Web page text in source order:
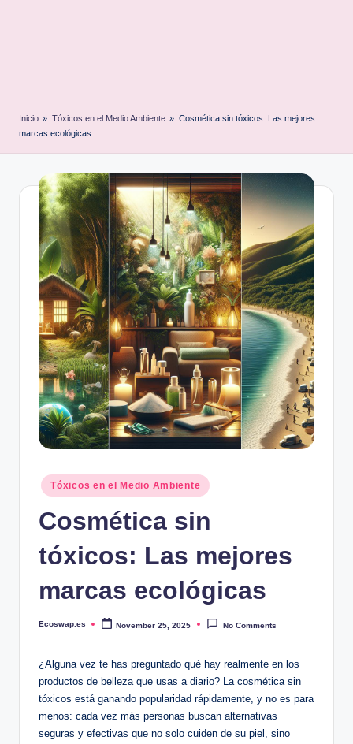
Inicio » Tóxicos en el Medio Ambiente » Cosmética sin tóxicos: Las mejores
marcas ecológicas
Posted
in
Tóxicos en el Medio Ambiente
Cosmética sin
tóxicos: Las mejores
marcas ecológicas
Posted
Ecoswap.es November 25, 2025 No Comments
¿Alguna vez te has preguntado qué hay realmente en los
productos de belleza que usas a diario? La cosmética sin
tóxicos está ganando popularidad rápidamente, y no es para
menos: cada vez más personas buscan alternativas
seguras y efectivas que no solo cuiden de su piel, sino